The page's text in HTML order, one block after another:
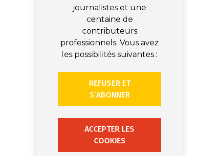
journalistes et une
centaine de
contributeurs
professionnels. Vous avez
les possibilités suivantes :
REFUSER ET
S’ABONNER
ACCEPTER LES
COOKIES